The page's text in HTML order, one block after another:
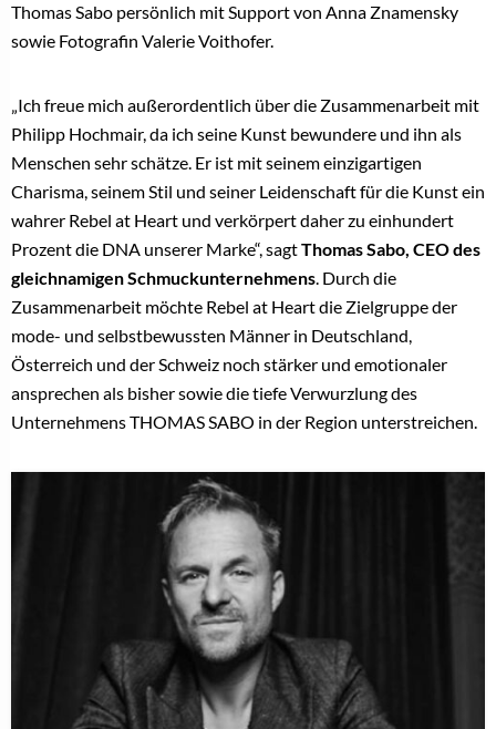
Thomas Sabo persönlich mit Support von Anna Znamensky
sowie Fotografin Valerie Voithofer.
„Ich freue mich außerordentlich über die Zusammenarbeit mit
Philipp Hochmair, da ich seine Kunst bewundere und ihn als
Menschen sehr schätze. Er ist mit seinem einzigartigen
Charisma, seinem Stil und seiner Leidenschaft für die Kunst ein
wahrer Rebel at Heart und verkörpert daher zu einhundert
Prozent die DNA unserer Marke“, sagtThomas Sabo, CEO des
gleichnamigen Schmuckunternehmens. Durch die
Zusammenarbeit möchte Rebel at Heart die Zielgruppe der
mode- und selbstbewussten Männer in Deutschland,
Österreich und der Schweiz noch stärker und emotionaler
ansprechen als bisher sowie die tiefe Verwurzlung des
Unternehmens THOMAS SABO in der Region unterstreichen.